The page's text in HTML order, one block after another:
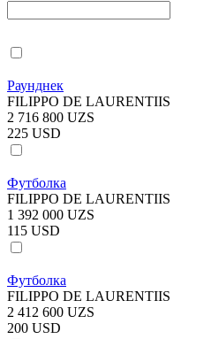
Раунднек
FILIPPO DE LAURENTIIS
2 716 800 UZS
225 USD
Футболка
FILIPPO DE LAURENTIIS
1 392 000 UZS
115 USD
Футболка
FILIPPO DE LAURENTIIS
2 412 600 UZS
200 USD